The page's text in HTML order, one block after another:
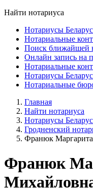
Найти нотариуса
Нотариусы
Нотариальные
Поиск ближайшей
Онлайн запись на
Нотариальные
Нотариусы
Нотариальные
Главная
Найти нотариуса
Нотариусы
Гродненский
Франюк
Франюк